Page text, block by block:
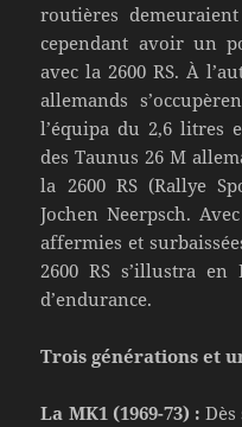
routières
cependant avoir un
avec la 2600 RS. À
allemands
l’équipa du 2,6 litres
des Taunus 26 M
la 2600 RS (Rallye
Jochen Neerpsch.
affermies et
2600 RS s’illustra
d’endurance.
Trois générations et
La MK1 (1969-73) :